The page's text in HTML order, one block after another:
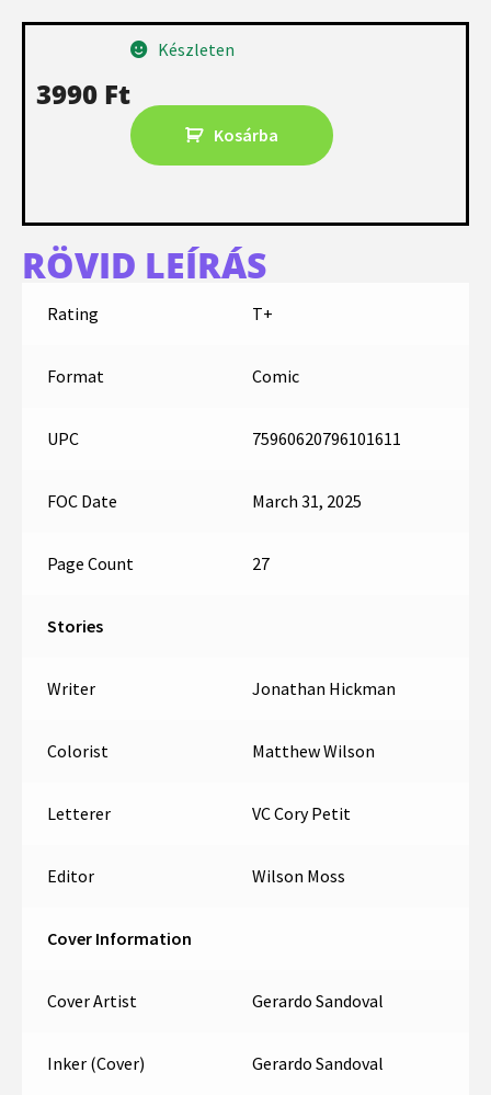
3990 Ft
Készleten
Kosárba
RÖVID LEÍRÁS
Rating T+
Format Comic
UPC 75960620796101611
FOC Date March 31, 2025
Page Count 27
Stories
Writer Jonathan Hickman
Colorist Matthew Wilson
Letterer VC Cory Petit
Editor Wilson Moss
Cover Information
Cover Artist Gerardo Sandoval
Inker (Cover) Gerardo Sandoval